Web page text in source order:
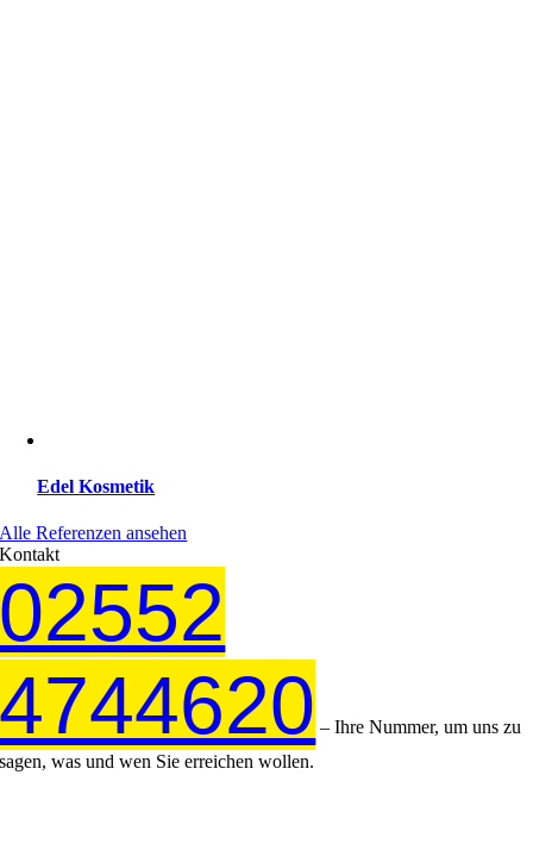
Edel Kosmetik
Alle Referenzen ansehen
Kontakt
02552
4744620 – Ihre Nummer, um uns zu
sagen, was und wen Sie erreichen wollen.